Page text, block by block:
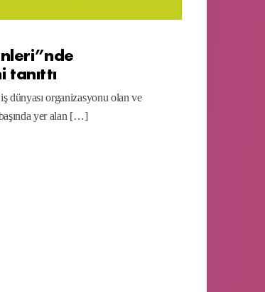
dünyası organizasyonu olan ve
başında yer alan […]